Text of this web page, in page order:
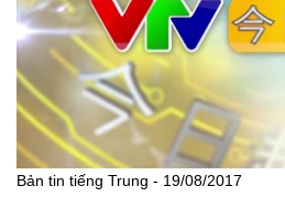
Bản tin tiếng Trung - 19/08/2017